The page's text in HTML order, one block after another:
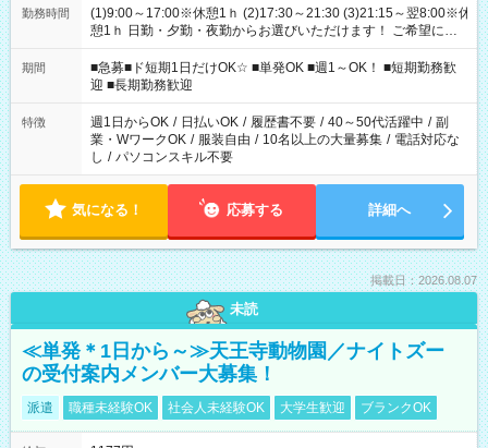
勤務時間
(1)9:00～17:00※休憩1ｈ (2)17:30～21:30 (3)21:15～翌8:00※休
憩1ｈ 日勤・夕勤・夜勤からお選びいただけます！ ご希望に合
わせて働けるお仕事です(*^^*) 【その他選べる勤務時間】 8-17
時/9-17時/9-18時/10-18時/11-21時/18-22時/20-翌4時/21-翌5
時/22-翌6時/0-翌8時 ご自身のご都合で選んで頂ける完全自由シ
フト！
期間
■急募■ド短期1日だけOK☆ ■単発OK ■週1～OK！ ■短期勤務歓
迎 ■長期勤務歓迎
特徴 週1日からOK / 日払いOK / 履歴書不要 / 40～50代活躍中 / 副
業・WワークOK / 服装自由 / 10名以上の大量募集 / 電話対応な
し / パソコンスキル不要
気になる！ 応募する 詳細へ
掲載日：2026.08.07
未読
≪単発＊1日から～≫天王寺動物園／ナイトズー
の受付案内メンバー大募集！
派遣 職種未経験OK 社会人未経験OK 大学生歓迎 ブランクOK